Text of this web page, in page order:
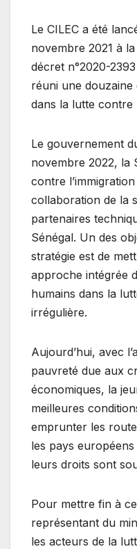
Le CILEC a été
novembre 2021 à
décret n°2020-
réuni une douzaine
dans la lutte contre
Le gouvernement
novembre 2022, la
contre
collaboration de la
partenaires
Sénégal. Un des
stratégie est de
approche intégrée
humains dans la
irrégulière.
Aujourd’hui, avec
pauvreté due aux
économiques, la
meilleures
emprunter les
les pays
leurs droits sont
Pour mettre fin à
représentant du
les acteurs de la